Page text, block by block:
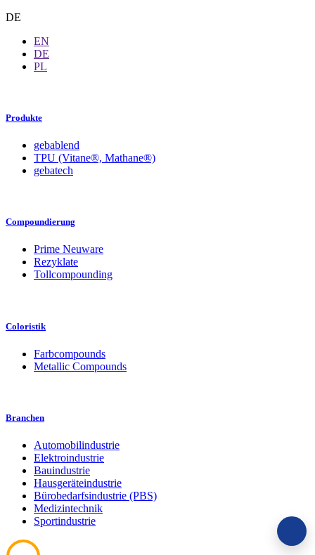
DE
EN
DE
PL
Produkte
gebablend
TPU (Vitane®, Mathane®)
gebatech
Compoundierung
Prime Neuware
Rezyklate
Tollcompounding
Coloristik
Farbcompounds
Metallic Compounds
Branchen
Automobilindustrie
Elektroindustrie
Bauindustrie
Hausgeräteindustrie
Bürobedarfsindustrie (PBS)
Medizintechnik
Sportindustrie